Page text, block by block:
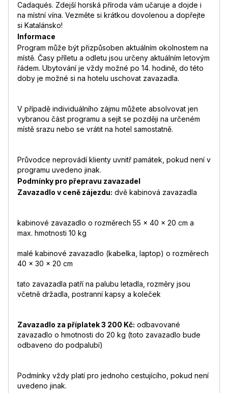
Cadaqués. Zdejší horská příroda vám učaruje a dojde i
na místní vína. Vezměte si krátkou dovolenou a dopřejte
si Katalánsko!
Informace
Program může být přizpůsoben aktuálním okolnostem na
místě. Časy příletu a odletu jsou určeny aktuálním letovým
řádem. Ubytování je vždy možné po 14. hodině, do této
doby je možné si na hotelu uschovat zavazadla.
V případě individuálního zájmu můžete absolvovat jen
vybranou část programu a sejít se později na určeném
místě srazu nebo se vrátit na hotel samostatně.
Průvodce neprovádí klienty uvnitř památek, pokud není v
programu uvedeno jinak.
Podmínky pro přepravu zavazadel
Zavazadlo v ceně zájezdu: dvě kabinová zavazadla
kabinové zavazadlo o rozměrech 55 x 40 x 20 cm a
max. hmotnosti 10 kg
malé kabinové zavazadlo (kabelka, laptop) o rozměrech
40 x 30 x 20 cm
tato zavazadla patří na palubu letadla, rozměry jsou
včetně držadla, postranní kapsy a koleček
Zavazadlo za příplatek 3 200 Kč: odbavované
zavazadlo o hmotnosti do 20 kg (toto zavazadlo bude
odbaveno do podpalubí)
Podmínky vždy platí pro jednoho cestujícího, pokud není
uvedeno jinak.